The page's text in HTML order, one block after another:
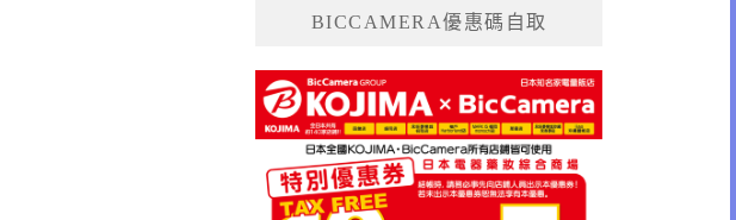
BICCAMERA優惠碼自取